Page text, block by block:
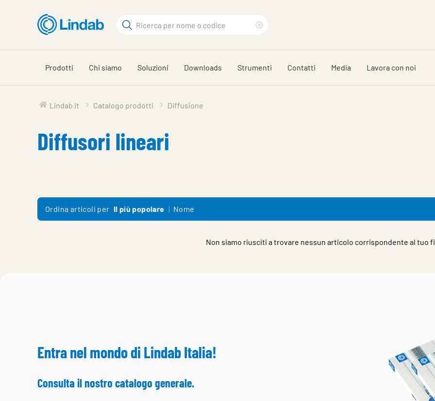
contenuto
principale
Cerca
search
phrase
Prodotti Chi siamo Soluzioni Downloads Strumenti Contatti Media Lavora con noi
Lindab it Catalogo prodotti Diffusione
Diffusori lineari
Ordina articoli per Il più popolare Nome
Non siamo riusciti a trovare nessun articolo corrispondente al tuo
Entra nel mondo di Lindab Italia!
Consulta il nostro catalogo generale.